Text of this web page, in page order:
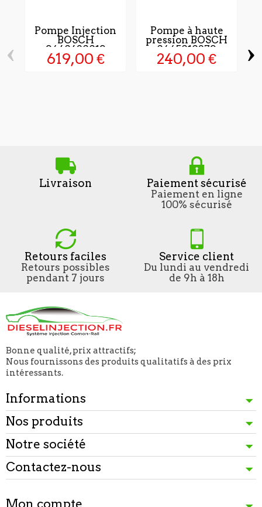
Pompe Injection
BOSCH
9460620019
619,00 €
Pompe à haute
pression BOSCH
0445010279
240,00 €
‹ ›
Livraison Paiement sécurisé
Paiement en ligne
100% sécurisé
Retours faciles
Retours possibles
pendant 7 jours
Service client
Du lundi au vendredi
de 9h à 18h
Bonne qualité, prix attractifs;
Nous fournissons des produits qualitatifs à des prix
intéressants.
Informations
Nos produits
Notre société
Contactez-nous
Mon compte